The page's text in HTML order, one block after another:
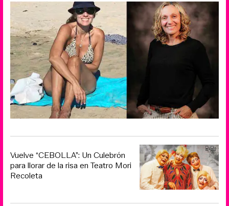
Vuelve “CEBOLLA”: Un Culebrón
para llorar de la risa en Teatro Mori
Recoleta